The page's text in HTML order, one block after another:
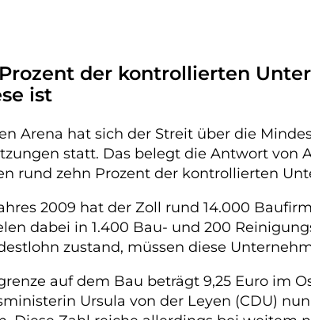
der kontrollierten
ist
Arena hat sich der Streit über die
statt. Das belegt die Antwort von
rund zehn Prozent der kontrollierten
2009 hat der Zoll rund 14.000
dabei in 1.400 Bau- und 200
zustand, müssen diese
auf dem Bau beträgt 9,25 Euro im
Ursula von der Leyen (CDU)